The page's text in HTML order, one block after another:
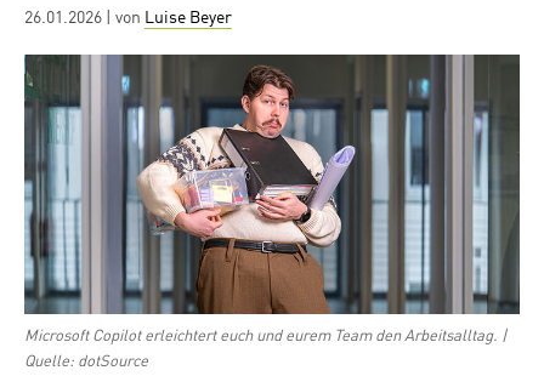
Posted
26.01.2026 | von Luise Beyer
Microsoft Copilot erleichtert euch und eurem Team den Arbeitsalltag. |
Quelle: dotSource